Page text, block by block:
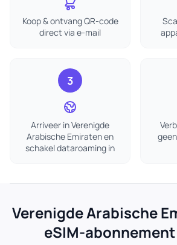
Koop & ontvang QR-code
direct via e-mail
3
Arriveer in Verenigde
Arabische Emiraten en
schakel dataroaming in
Verenigde Arabische
eSIM-